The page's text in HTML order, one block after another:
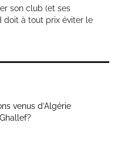
son club (et ses
doit à tout prix éviter le
venus d’Algérie